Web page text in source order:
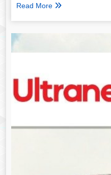
Read More